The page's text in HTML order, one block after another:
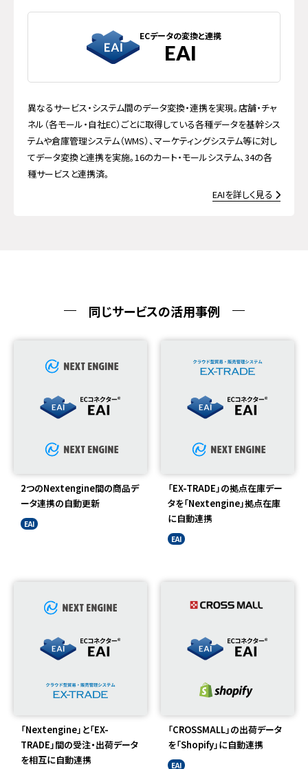
ECデータの変換と連携
EAI
異なるサービス・システム間のデータ変換・連携を実現。店舗・チャ
ネル（各モール・自社EC）ごとに取得している各種データを基幹シス
テムや倉庫管理システム（WMS）、マーケティングシステム等に対し
てデータ変換と連携を実施。16のカート・モールシステム、34の各
種サービスと連携済。
EAIを詳しく見る
同じサービスの活用事例
2つのNextengine間の商品デ
ータ連携の自動更新
EAI
「EX-TRADE」の拠点在庫デー
タを「Nextengine」拠点在庫
に自動連携
EAI
「Nextengine」と「EX-
TRADE」間の受注・出荷データ
を相互に自動連携
「CROSSMALL」の出荷データ
を「Shopify」に自動連携
EAI